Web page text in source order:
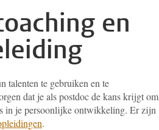
en
talenten te gebruiken en te
dat je als postdoc de kans krijgt om
in je persoonlijke ontwikkeling. Er zijn
.